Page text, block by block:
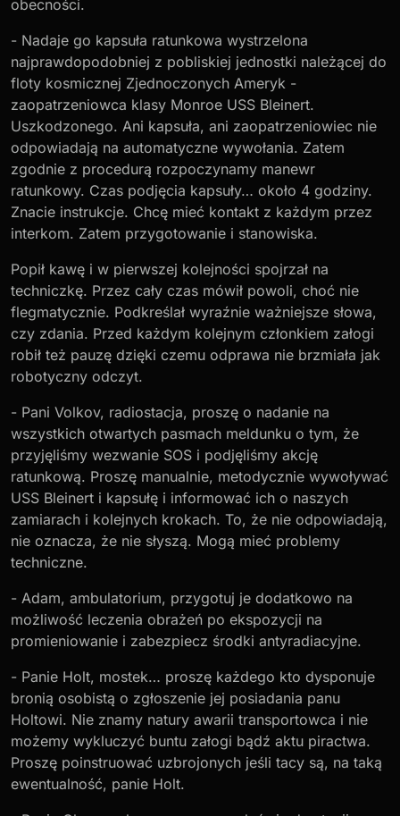
obecności.
- Nadaje go kapsuła ratunkowa wystrzelona
najprawdopodobniej z pobliskiej jednostki należącej do
floty kosmicznej Zjednoczonych Ameryk -
zaopatrzeniowca klasy Monroe USS Bleinert.
Uszkodzonego. Ani kapsuła, ani zaopatrzeniowiec nie
odpowiadają na automatyczne wywołania. Zatem
zgodnie z procedurą rozpoczynamy manewr
ratunkowy. Czas podjęcia kapsuły… około 4 godziny.
Znacie instrukcje. Chcę mieć kontakt z każdym przez
interkom. Zatem przygotowanie i stanowiska.
Popił kawę i w pierwszej kolejności spojrzał na
techniczkę. Przez cały czas mówił powoli, choć nie
flegmatycznie. Podkreślał wyraźnie ważniejsze słowa,
czy zdania. Przed każdym kolejnym członkiem załogi
robił też pauzę dzięki czemu odprawa nie brzmiała jak
robotyczny odczyt.
- Pani Volkov, radiostacja, proszę o nadanie na
wszystkich otwartych pasmach meldunku o tym, że
przyjęliśmy wezwanie SOS i podjęliśmy akcję
ratunkową. Proszę manualnie, metodycznie wywoływać
USS Bleinert i kapsułę i informować ich o naszych
zamiarach i kolejnych krokach. To, że nie odpowiadają,
nie oznacza, że nie słyszą. Mogą mieć problemy
techniczne.
- Adam, ambulatorium, przygotuj je dodatkowo na
możliwość leczenia obrażeń po ekspozycji na
promieniowanie i zabezpiecz środki antyradiacyjne.
- Panie Holt, mostek… proszę każdego kto dysponuje
bronią osobistą o zgłoszenie jej posiadania panu
Holtowi. Nie znamy natury awarii transportowca i nie
możemy wykluczyć buntu załogi bądź aktu piractwa.
Proszę poinstruować uzbrojonych jeśli tacy są, na taką
ewentualność, panie Holt.